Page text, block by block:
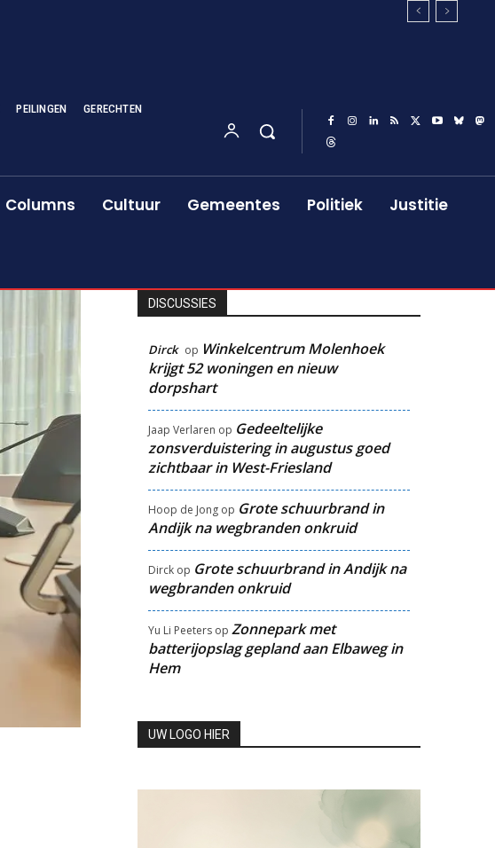
PEILINGEN GERECHTEN
Columns Cultuur Gemeentes Politiek Justitie
DISCUSSIES
Dirck op Winkelcentrum Molenhoek
krijgt 52 woningen en nieuw
dorpshart
Jaap Verlaren op Gedeeltelijke
zonsverduistering in augustus goed
zichtbaar in West-Friesland
Hoop de Jongop Grote schuurbrand in
Andijk na wegbranden onkruid
Dirckop Grote schuurbrand in Andijk na
wegbranden onkruid
Yu Li Peetersop Zonnepark met
batterijopslag gepland aan Elbaweg in
Hem
UW LOGO HIER